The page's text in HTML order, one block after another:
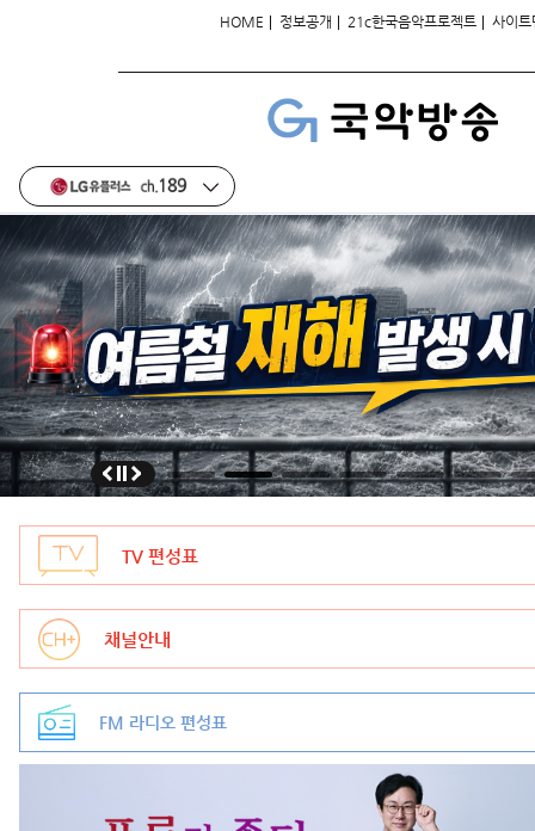
HOME | 정보공개 | 21c한국음악프로젝트 | 사이트
TV 편성표
채널안내
FM 라디오 편성표